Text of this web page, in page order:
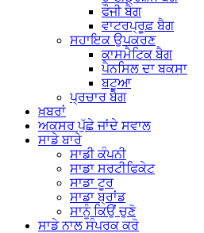
ਫੌਜੀ ਬੈਗ
ਵਾਟਰਪ੍ਰੂਫ਼ ਬੈਗ
ਸਹਾਇਕ ਉਪਕਰਣ
ਕਾਸਮੈਟਿਕ ਬੈਗ
ਪੈਨਸਿਲ ਦਾ ਬਕਸਾ
ਬਟੂਆ
ਪ੍ਰਚਾਰ ਬੈਗ
ਖ਼ਬਰਾਂ
ਅਕਸਰ ਪੁੱਛੇ ਜਾਂਦੇ ਸਵਾਲ
ਸਾਡੇ ਬਾਰੇ
ਸਾਡੀ ਕੰਪਨੀ
ਸਾਡਾ ਸਰਟੀਫਿਕੇਟ
ਸਾਡਾ ਟੂਰ
ਸਾਡਾ ਬ੍ਰਾਂਡ
ਸਾਨੂੰ ਕਿਉਂ ਚੁਣੋ
ਸਾਡੇ ਨਾਲ ਸੰਪਰਕ ਕਰੋ